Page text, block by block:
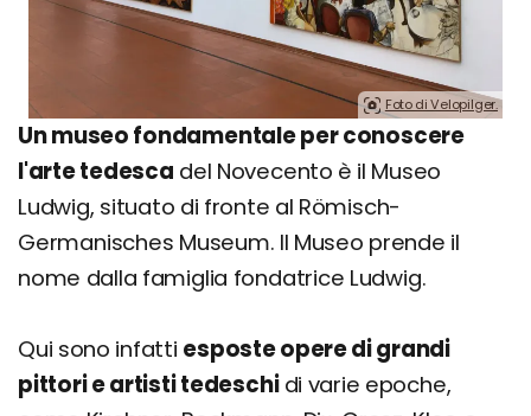
Foto di Velopilger.
Un museo fondamentale per conoscere
l'arte tedesca del Novecento è il Museo
Ludwig, situato di fronte al Römisch-
Germanisches Museum. Il Museo prende il
nome dalla famiglia fondatrice Ludwig.
Qui sono infatti esposte opere di grandi
pittori e artisti tedeschidi varie epoche,